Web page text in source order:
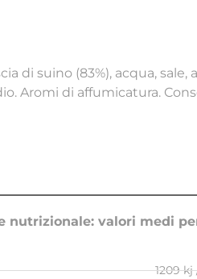
di suino (83%), acqua,
Aromi di affumicatura.
nutrizionale: valori medi
1209 kj